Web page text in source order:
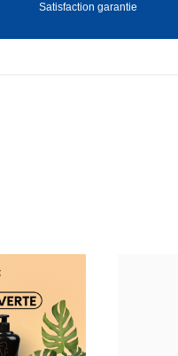
Satisfaction garantie